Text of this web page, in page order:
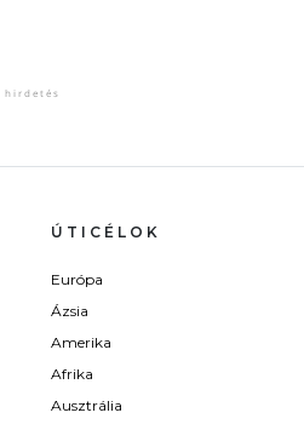
ÚTICÉLOK
Európa
Ázsia
Amerika
Afrika
Ausztrália